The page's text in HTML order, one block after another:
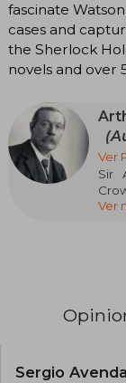
fascinate
cases and
the Sherlock
novels and over
Ver
Sir
el
Ver
Sergio